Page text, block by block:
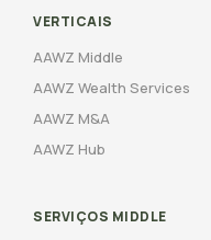
VERTICAIS
AAWZ Middle
AAWZ Wealth Services
AAWZ M&A
AAWZ Hub
SERVIÇOS MIDDLE